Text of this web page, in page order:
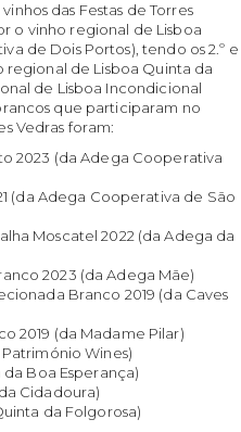
das Festas de Torres
o vinho regional de Lisboa
de Dois Portos), tendo os 2.º e
regional de Lisboa Quinta da
de Lisboa Incondicional
que participaram no
Vedras foram:
2023 (da Adega Cooperativa
(da Adega Cooperativa de São
Moscatel 2022 (da Adega da
2023 (da Adega Mãe)
Branco 2019 (da Caves
2019 (da Madame Pilar)
Wines)
Boa Esperança)
Cidadoura)
da Folgorosa)